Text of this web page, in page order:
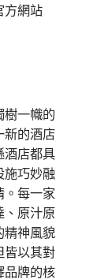
方網站
樹一幟的
新的酒店
酒店都具
施巧妙融
。每一家
、原汁原
精神風貌
皆以其對
品牌的核